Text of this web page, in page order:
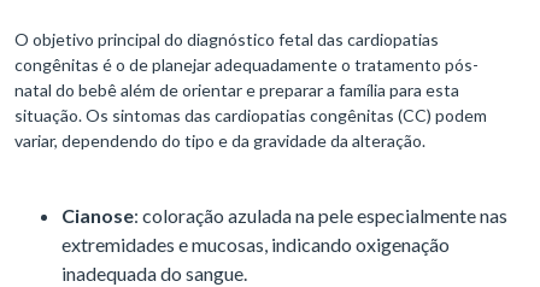
O objetivo principal do diagnóstico fetal das cardiopatias
congênitas é o de planejar adequadamente o tratamento pós-
natal do bebê além de orientar e preparar a família para esta
situação. Os sintomas das cardiopatias congênitas (CC) podem
variar, dependendo do tipo e da gravidade da alteração.
Cianose: coloração azulada na pele especialmente nas
extremidades e mucosas, indicando oxigenação
inadequada do sangue.